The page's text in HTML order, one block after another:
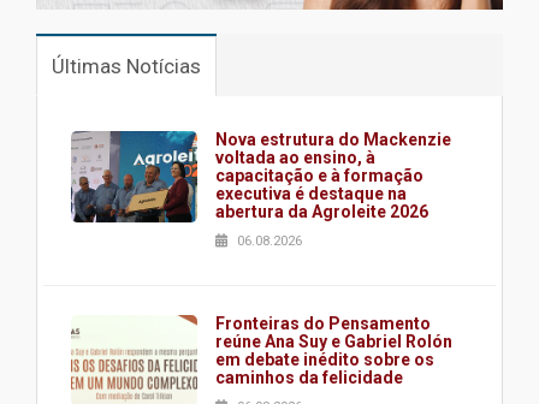
Últimas Notícias
Nova estrutura do Mackenzie
voltada ao ensino, à
capacitação e à formação
executiva é destaque na
abertura da Agroleite 2026
06.08.2026
Fronteiras do Pensamento
reúne Ana Suy e Gabriel Rolón
em debate inédito sobre os
caminhos da felicidade